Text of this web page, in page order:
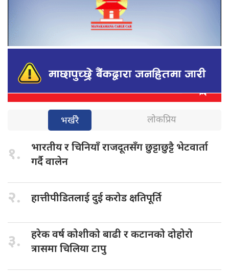
भर्खरै लोकप्रिय
१. भारतीय रचिनियाँ राजदूतसँग छुट्टाछुट्टै भेटवार्ता
गर्दै वालेन
२. हात्तीपीडितलाई दुईकरोड क्षतिपूर्ति
३. हरेक वर्षकोशीको बाढी र कटानको दोहोरो
त्रासमा चिलिया टापु